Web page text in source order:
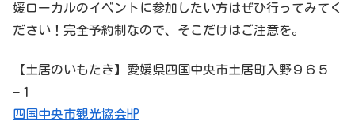
媛ローカルのイベントに参加したい方はぜひ行ってみてく
ださい！完全予約制なので、そこだけはご注意を。
【土居のいもたき】愛媛県四国中央市土居町入野９６５
−１
四国中央市観光協会HP